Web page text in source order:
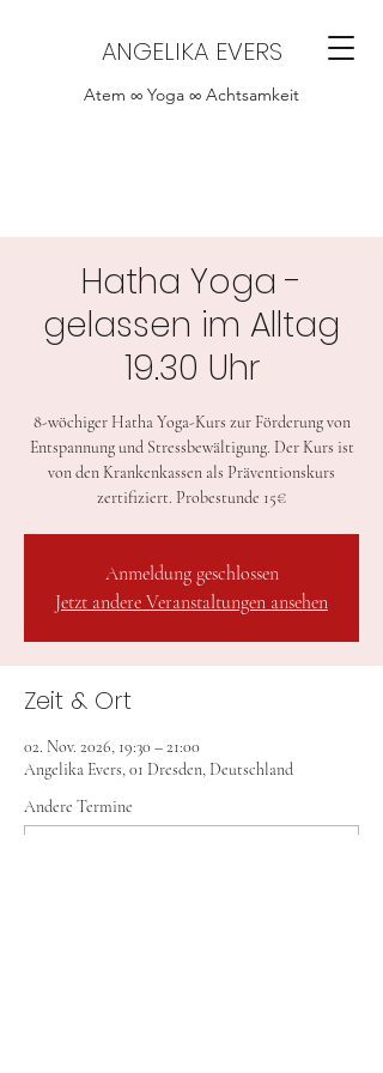
ANGELIKA EVERS
Atem ∞ Yoga ∞ Achtsamkeit
Hatha Yoga -
gelassen im Alltag
19.30 Uhr
8-wöchiger Hatha Yoga-Kurs zur Förderung von
Entspannung und Stressbewältigung. Der Kurs ist
von den Krankenkassen als Präventionskurs
zertifiziert. Probestunde 15€
Anmeldung geschlossen
Jetzt andere Veranstaltungen ansehen
Zeit & Ort
02. Nov. 2026, 19:30 – 21:00
Angelika Evers, 01 Dresden, Deutschland
Andere Termine